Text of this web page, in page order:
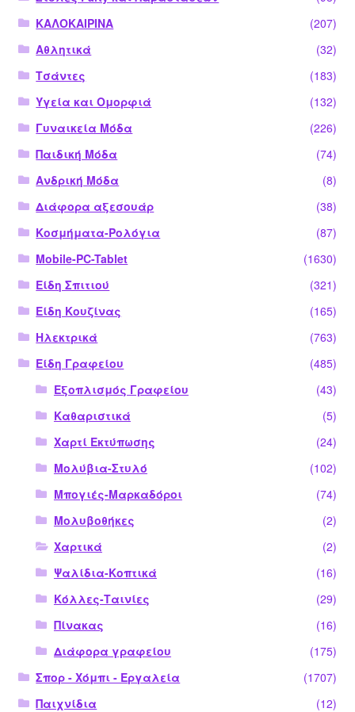
ΚΑΛΟΚΑΙΡΙΝΑ
(207)
Αθλητικά
(32)
Τσάντες
(183)
Υγεία και Ομορφιά
(132)
Γυναικεία Μόδα
(226)
Παιδική Μόδα
(74)
Ανδρική Μόδα
(8)
Διάφορα αξεσουάρ
(38)
Κοσμήματα-Ρολόγια
(87)
Mobile-PC-Tablet
(1630)
Είδη Σπιτιού
(321)
Είδη Κουζίνας
(165)
Ηλεκτρικά
(763)
Είδη Γραφείου
(485)
Εξοπλισμός Γραφείου
(43)
Καθαριστικά
(5)
Χαρτί Εκτύπωσης
(24)
Μολύβια-Στυλό
(102)
Μπογιές-Μαρκαδόροι
(74)
Μολυβοθήκες
(2)
Χαρτικά
(2)
Ψαλίδια-Κοπτικά
(16)
Κόλλες-Ταινίες
(29)
Πίνακας
(16)
Διάφορα γραφείου
(175)
Σπορ - Χόμπι - Εργαλεία
(1707)
Παιχνίδια
(12)